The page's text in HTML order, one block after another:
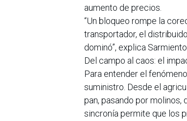
aumento de precios.
“Un bloqueo rompe la
transportador, el
dominó”, explica Sarmiento.
Del campo al caos: el
Para entender el
suministro. Desde el
pan, pasando por
sincronía permite que los